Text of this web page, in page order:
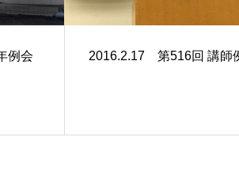
例会 2016.2.17 第516回 講師